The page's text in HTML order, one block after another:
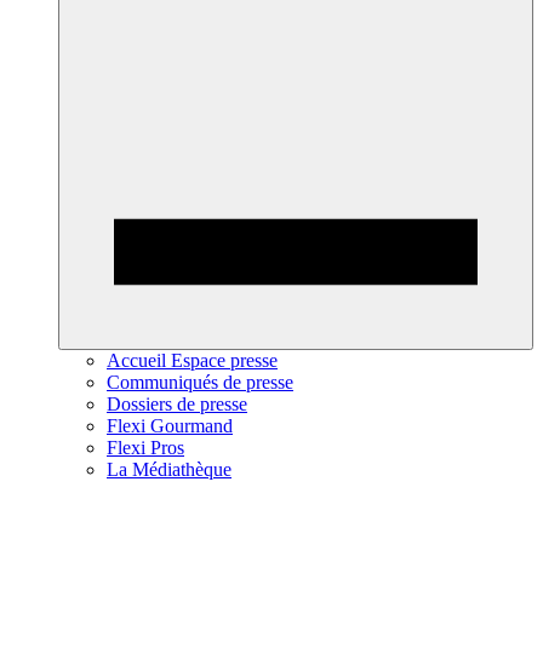
Accueil Espace presse
Communiqués de presse
Dossiers de presse
Flexi Gourmand
Flexi Pros
La Médiathèque